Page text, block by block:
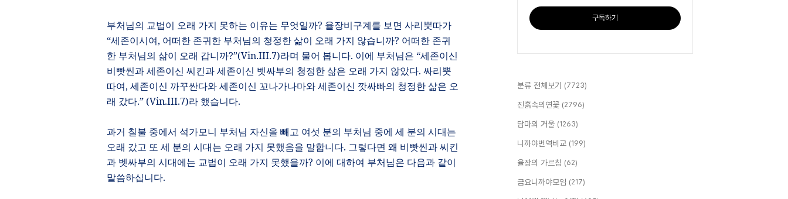
부처님의 교법이 오래 가지 못하는 이유는 무엇일까? 율장비구계를 보면 사리뿟따가
“세존이시여, 어떠한 존귀한 부처님의 청정한 삶이 오래 가지 않습니까? 어떠한 존귀
한 부처님의 삶이 오래 갑니까?”(Vin.III.7)라며 물어 봅니다. 이에 부처님은 “세존이신
비빳씬과 세존이신 씨킨과 세존이신 벳싸부의 청정한 삶은 오래 가지 않았다. 싸리뿟
따여, 세존이신 까꾸싼다와 세존이신 꼬나가나마와 세존이신 깟싸빠의 청정한 삶은 오
래 갔다.” (Vin.III.7)라 했습니다.
과거 칠불 중에서 석가모니 부처님 자신을 빼고 여섯 분의 부처님 중에 세 분의 시대는
오래 갔고 또 세 분의 시대는 오래 가지 못했음을 말합니다. 그렇다면 왜 비빳씬과 씨킨
과 벳싸부의 시대에는 교법이 오래 가지 못했을까? 이에 대하여 부처님은 다음과 같이
말씀하십니다.
구독하기
분류 전체보기 (7723)
진흙속의연꽃 (2796)
담마의 거울 (1263)
니까야번역비교 (199)
율장의 가르침 (62)
금요니까야모임 (217)